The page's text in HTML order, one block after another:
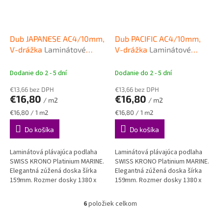
Dub JAPANESE AC4/10mm,
V-drážka Laminátové
KRONO PLATINIUM Marine
Dodanie do 2 - 5 dní
€13,66 bez DPH
€16,80 / m2
Jednotková
cena:
€16,80 / 1 m2
Do košíka
Laminátová plávajúca podlaha
SWISS KRONO Platinium MARINE.
Elegantná zúžená doska šírka
159mm. Rozmer dosky 1380 x
Dub PACIFIC AC4/10mm,
V-drážka Laminátové
KRONO PLATINIUM Marine
Dodanie do 2 - 5 dní
€13,66 bez DPH
€16,80 / m2
Jednotková
cena:
€16,80 / 1 m2
Do košíka
Laminátová plávajúca podlaha
SWISS KRONO Platinium MARINE.
Elegantná zúžená doska šírka
159mm. Rozmer dosky 1380 x
O
6položiek celkom